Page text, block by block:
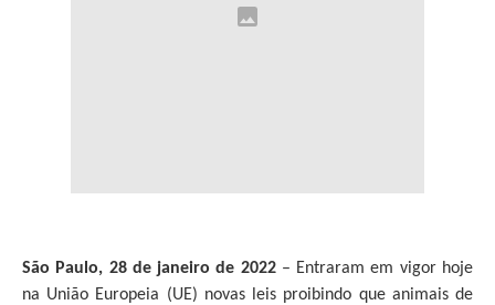
São Paulo, 28 de janeiro de 2022 – Entraram em vigor hoje
na União Europeia (UE) novas leis proibindo que animais de